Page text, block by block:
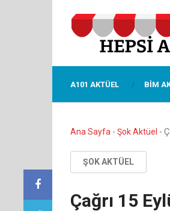
A101 AKTÜEL BIM
Ana Sayfa - Şok Aktüel -
ŞOK AKTÜEL
Çağrı 15